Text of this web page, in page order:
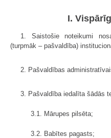
I.
1. Saistošie noteikumi
(turpmāk – pašvaldība)
2. Pašvaldības
3. Pašvaldība iedalīta šādās
3.1. Mārupes pilsēta;
3.2. Babītes pagasts;